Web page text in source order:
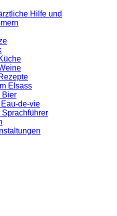
Hilfe und
Elsass
Bier
de-vie